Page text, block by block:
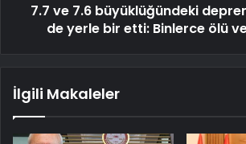
7.7 ve 7.6 büyüklüğündeki
de yerle bir etti: Binlerce ölü
İlgili Makaleler